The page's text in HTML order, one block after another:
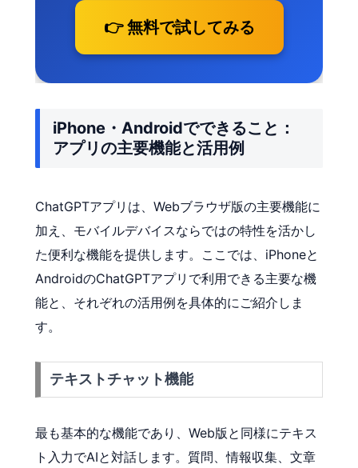
👉 無料で試してみる
iPhone・Androidでできること：
アプリの主要機能と活用例
ChatGPTアプリは、Webブラウザ版の主要機能に
加え、モバイルデバイスならではの特性を活かし
た便利な機能を提供します。ここでは、iPhoneと
AndroidのChatGPTアプリで利用できる主要な機
能と、それぞれの活用例を具体的にご紹介しま
す。
テキストチャット機能
最も基本的な機能であり、Web版と同様にテキス
ト入力でAIと対話します。質問、情報収集、文章